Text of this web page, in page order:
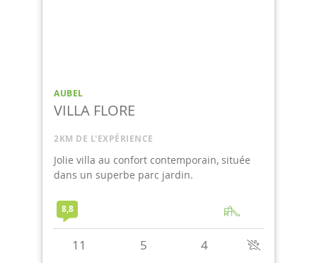
AUBEL
O'MÉRIQUE
3KM DE L'EXPÉRIENCE
Une villa sophistiquée et décorée avec
élégance, dans un environnement paisible.
9,3
12 5